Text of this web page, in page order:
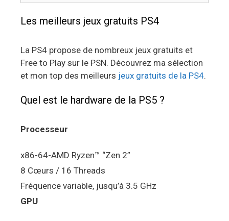
Les meilleurs jeux gratuits PS4
La PS4 propose de nombreux jeux gratuits et
Free to Play sur le PSN. Découvrez ma sélection
et mon top des meilleurs jeux gratuits de la PS4.
Quel est le hardware de la PS5 ?
Processeur
x86-64-AMD Ryzen™ “Zen 2”
8 Cœurs / 16 Threads
Fréquence variable, jusqu’à 3.5 GHz
GPU